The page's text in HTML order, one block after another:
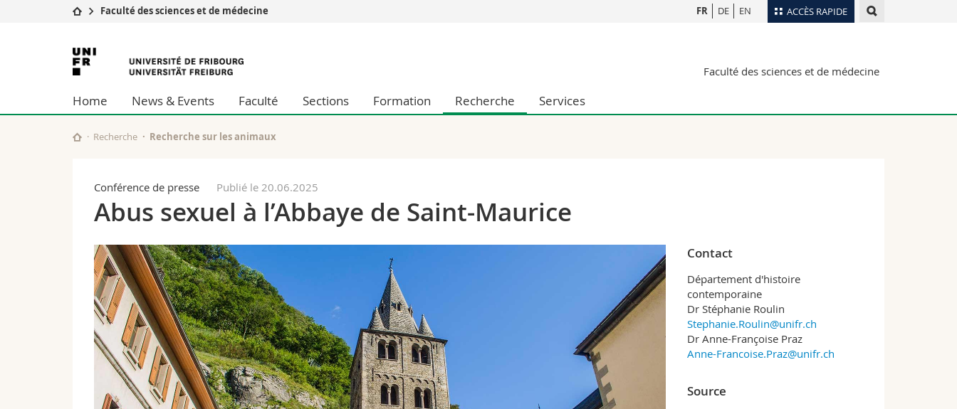
ACCÈS RAPIDE
Université
Recherche
Université
Formation continue
Sciences économiques et sociales et management
Lettres et sciences humaines
Sciences de l'éducation et de la formation
Médias
Chercheurs
Plan d'accès
Webmail
FR DE EN
Faculté des sciences et de médecine
Université
de
Fribourg
Faculté des sciences et de médecine
Home News & Events Faculté Sections Formation Recherche Services
Recherche Recherche sur les animaux
Conférence de presse Publié le 20.06.2025
Abus sexuel à l’Abbaye de Saint-Maurice
Contact
Département d'histoire
contemporaine
Dr Stéphanie Roulin
Stephanie.Roulin@unifr.ch
Dr Anne-Françoise Praz
Anne-Francoise.Praz@unifr.ch
Source